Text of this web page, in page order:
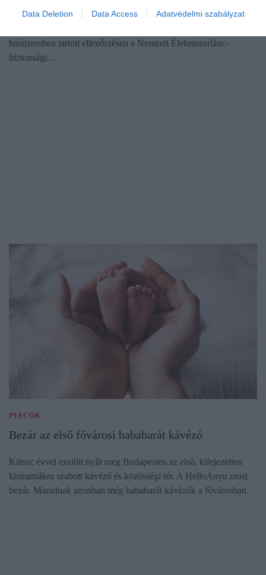
Data Deletion Data Access Adatvédelmi szabályzat
Súlyos élelmiszerbiztonsági kockázatot jelentő hiányosságokat és
húsüzemben tartott ellenőrzésen a Nemzeti Élelmiszerlánc-
biztonsági…
PIACOK
Bezár az első fővárosi bababarát kávézó
Kilenc évvel ezelőtt nyílt meg Budapesten az első, kifejezetten
kismamákra szabott kávézó és közösségi tér. A HelloAnyu most
bezár. Maradnak azonban még bababarát kávézók a fővárosban.